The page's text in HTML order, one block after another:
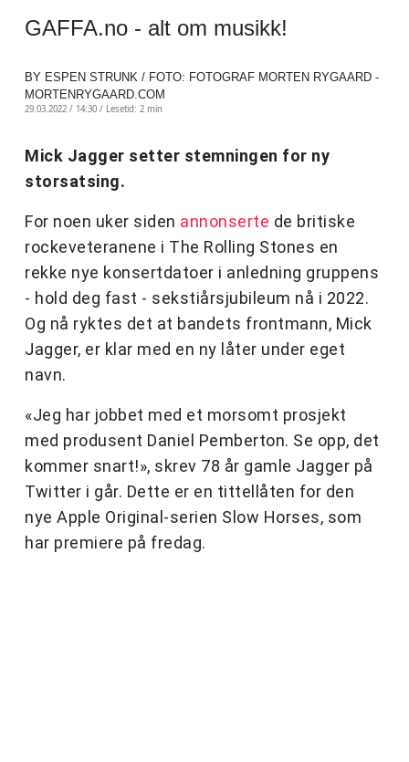
GAFFA.no - alt om musikk!
BY ESPEN STRUNK / FOTO: FOTOGRAF MORTEN RYGAARD -
MORTENRYGAARD.COM
29.03.2022 / 14:30 / Lesetid: 2 min
Mick Jagger setter stemningen for ny
storsatsing.
For noen uker siden annonserte de britiske
rockeveteranene i The Rolling Stones en
rekke nye konsertdatoer i anledning gruppens
- hold deg fast - sekstiårsjubileum nå i 2022.
Og nå ryktes det at bandets frontmann, Mick
Jagger, er klar med en ny låter under eget
navn.
«Jeg har jobbet med et morsomt prosjekt
med produsent Daniel Pemberton. Se opp, det
kommer snart!», skrev 78 år gamle Jagger på
Twitter i går. Dette er en tittellåten for den
nye Apple Original-serien Slow Horses, som
har premiere på fredag.